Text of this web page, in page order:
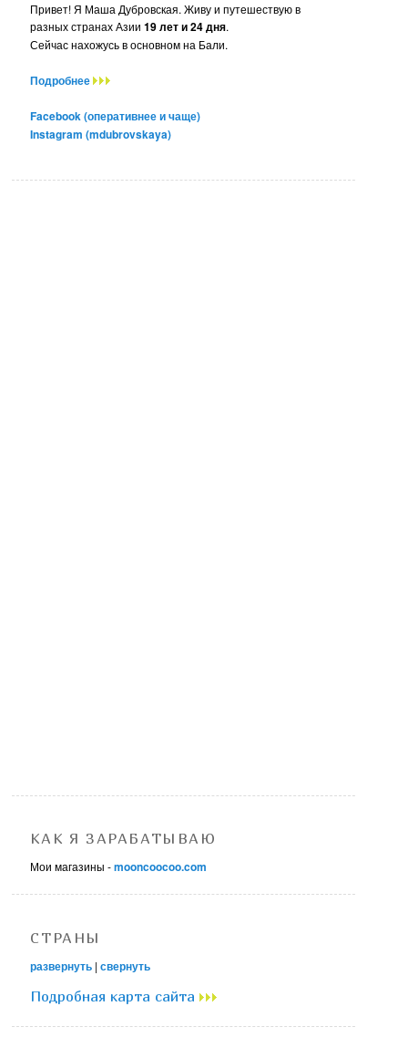
Привет! Я Маша Дубровская. Живу и путешествую в
разных странах Азии19 лет и 24 дня.
Сейчас нахожусь в основном на Бали.
Подробнее
Facebook (оперативнее и чаще)
Instagram (mdubrovskaya)
КАК Я ЗАРАБАТЫВАЮ
Мои магазины -mooncoocoo.com
СТРАНЫ
развернуть |свернуть
Подробная карта сайта